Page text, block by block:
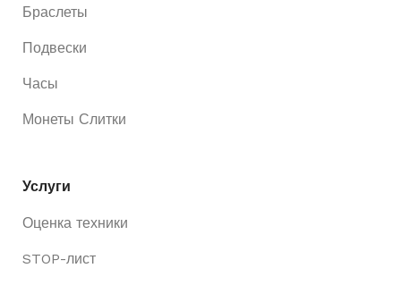
Браслеты
Подвески
Часы
Монеты Слитки
Услуги
Оценка техники
STOP-лист